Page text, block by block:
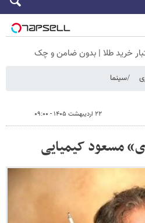
سینما
۲۲ اردیبهشت ۱۴۰۵ - ۰۹:۰۰
مسعود کیمیایی